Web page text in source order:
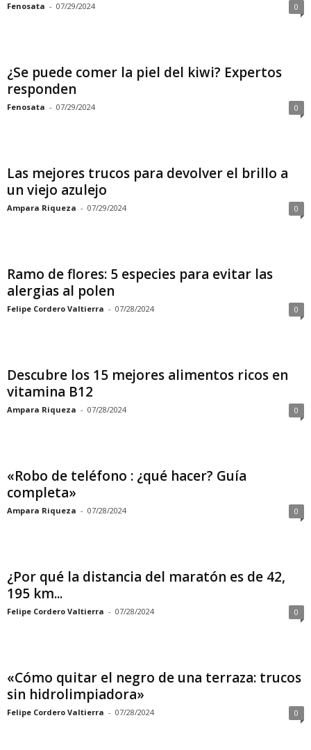
Fenosata - 07/29/2024 0
¿Se puede comer la piel del kiwi? Expertos
responden
Fenosata - 07/29/2024 0
Las mejores trucos para devolver el brillo a
un viejo azulejo
Ampara Riqueza - 07/29/2024 0
Ramo de flores: 5 especies para evitar las
alergias al polen
Felipe Cordero Valtierra - 07/28/2024 0
Descubre los 15 mejores alimentos ricos en
vitamina B12
Ampara Riqueza - 07/28/2024 0
«Robo de teléfono : ¿qué hacer? Guía
completa»
Ampara Riqueza - 07/28/2024 0
¿Por qué la distancia del maratón es de 42,
195 km...
Felipe Cordero Valtierra - 07/28/2024 0
«Cómo quitar el negro de una terraza: trucos
sin hidrolimpiadora»
Felipe Cordero Valtierra - 07/28/2024 0